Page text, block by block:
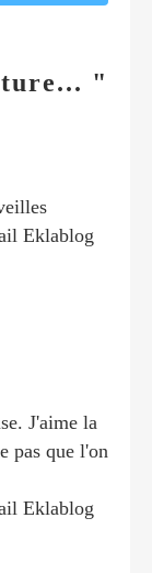
"
Eklablog
J'aime la
pas que l'on
Eklablog